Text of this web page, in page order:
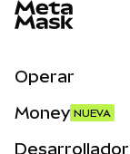
Operar
Money NUEVA
Desarrollador